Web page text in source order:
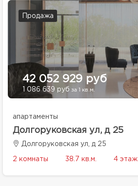
Продажа
42 052 929 руб
1 086 639 руб за 1 кв.м.
апартаменты
Долгоруковская ул, д 25
Долгоруковская ул, д 25
2 комнаты 38.7 кв.м. 4 этаж